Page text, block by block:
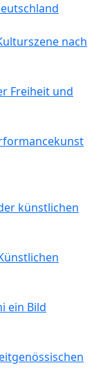
nach
Freiheit und
künstlichen
ein Bild